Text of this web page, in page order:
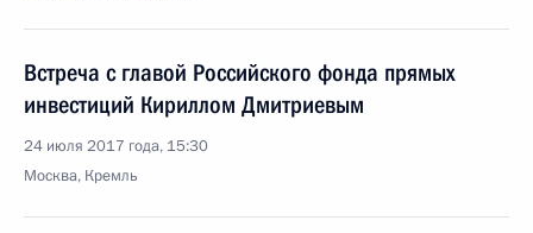
Встреча с главой Российского фонда прямых
инвестиций Кириллом Дмитриевым
24 июля 2017 года, 15:30
Москва, Кремль